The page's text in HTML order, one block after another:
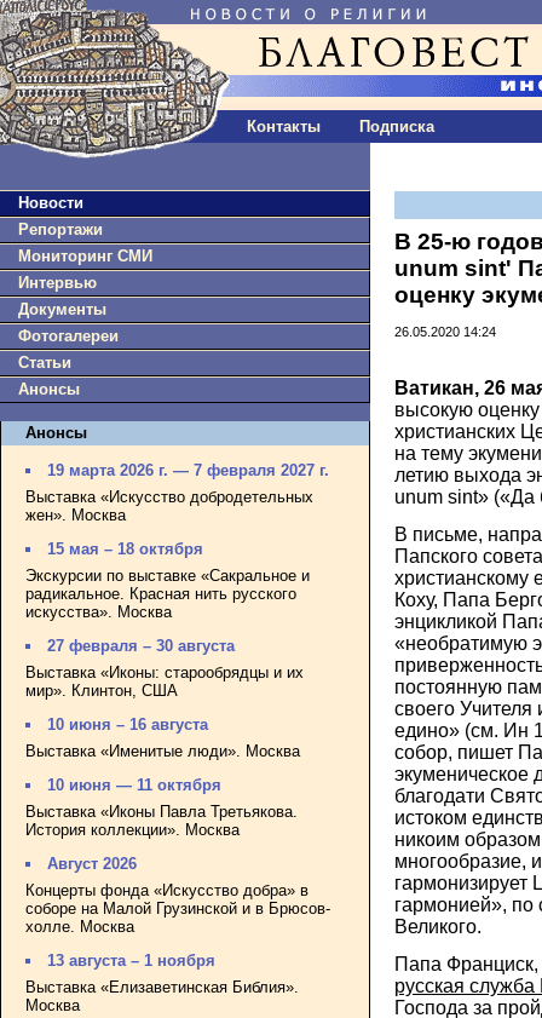
Контакты Подписка
Новости
Репортажи
Мониторинг СМИ
Интервью
Документы
Фотогалереи
Статьи
Анонсы
Анонсы
19 марта 2026 г. — 7 февраля 2027 г.
Выставка «Искусство добродетельных
жен». Москва
15 мая – 18 октября
Экскурсии по выставке «Сакральное и
радикальное. Красная нить русского
искусства». Москва
27 февраля – 30 августа
Выставка «Иконы: старообрядцы и их
мир». Клинтон, США
10 июня – 16 августа
Выставка «Именитые люди». Москва
10 июня — 11 октября
Выставка «Иконы Павла Третьякова.
История коллекции». Москва
Август 2026
Концерты фонда «Искусство добра» в
соборе на Малой Грузинской и в Брюсов-
холле. Москва
13 августа – 1 ноября
Выставка «Елизаветинская Библия».
Москва
В 25-ю
unum sint'
оценку
26.05.2020 14:24
Ватикан, 26
высокую
христианских
на тему
летию выхода
unum sint» («Да
В письме,
Папского
христианскому
Коху, Папа
энцикликой
«необратимую
постоянную
своего Учителя
едино» (см. Ин
собор, пишет
экуменическое
благодати
истоком
никоим
многообразие,
гармонизирует
гармонией», по
Великого.
Папа Франциск,
русская
Господа за